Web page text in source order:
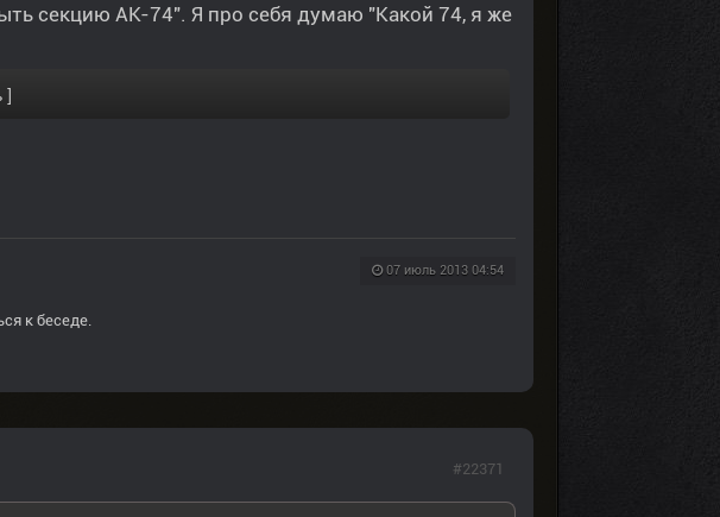
секцию АК-74". Я про себя думаю "Какой 74, я же
07 июль 2013 04:54
к беседе.
#22371